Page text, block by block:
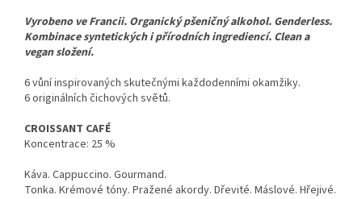
Vyrobeno ve Francii. Organický pšeničný alkohol. Genderless.
Kombinace syntetických i přírodních ingrediencí. Clean a
vegan složení.
6 vůní inspirovaných skutečnými každodenními okamžiky.
6 originálních čichových světů.
CROISSANT CAFÉ
Koncentrace: 25 %
Káva. Cappuccino. Gourmand.
Tonka. Krémové tóny. Pražené akordy. Dřevité. Máslové. Hřejivé.